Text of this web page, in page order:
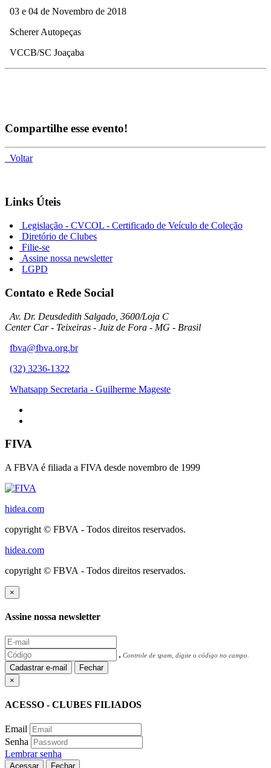
03 e 04 de Novembro de 2018
Scherer Autopeças
VCCB/SC Joaçaba
Compartilhe esse evento!
Voltar
Links Úteis
Legislação - CVCOL - Certificado de Veículo de Coleção
Diretório de Clubes
Filie-se
Assine nossa newsletter
LGPD
Contato e Rede Social
Av. Dr. Deusdedith Salgado, 3600/Loja C
Center Car - Teixeiras - Juiz de Fora - MG - Brasil
fbva@fbva.org.br
(32) 3236-1322
Whatsapp Secretaria - Guilherme Mageste
FIVA
A FBVA é filiada a FIVA desde novembro de 1999
hidea.com
copyright © FBVA - Todos direitos reservados.
hidea.com
copyright © FBVA - Todos direitos reservados.
×
Assine nossa newsletter
Controle de spam, digite o código no campo.
Cadastrar e-mail
Fechar
×
ACESSO - CLUBES FILIADOS
Email
Senha
Lembrar senha
Acessar Fechar